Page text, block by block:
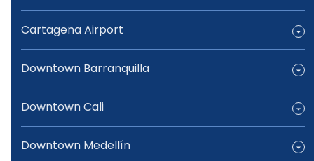
Cartagena Airport
Downtown Barranquilla
Downtown Cali
Downtown Medellín